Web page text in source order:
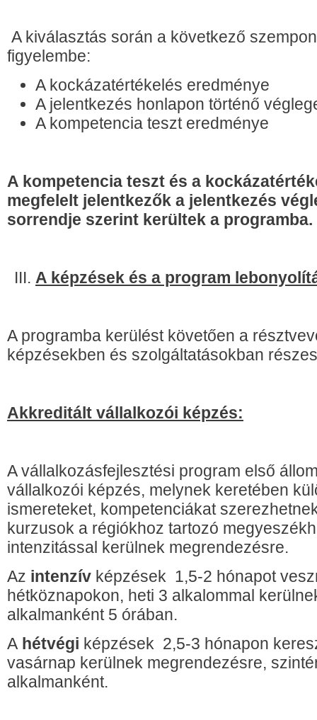
A kiválasztás során a következő
figyelembe:
A kockázatértékelés eredménye
A jelentkezés honlapon történő
A kompetencia teszt eredménye
A kompetencia teszt és a
megfelelt jelentkezők a jelentkezés
sorrendje szerint kerültek a programba.
A képzések és a program
A programba kerülést követően a
képzésekben és szolgáltatásokban
Akkreditált vállalkozói képzés:
A vállalkozásfejlesztési program első
vállalkozói képzés, melynek keretében
ismereteket, kompetenciákat
kurzusok a régiókhoz tartozó
intenzitással kerülnek megrendezésre.
Az intenzív képzések 1,5-2 hónapot
hétköznapokon, heti 3 alkalommal
alkalmanként 5 órában.
A hétvégi képzések 2,5-3 hónapon
vasárnap kerülnek megrendezésre,
alkalmanként.